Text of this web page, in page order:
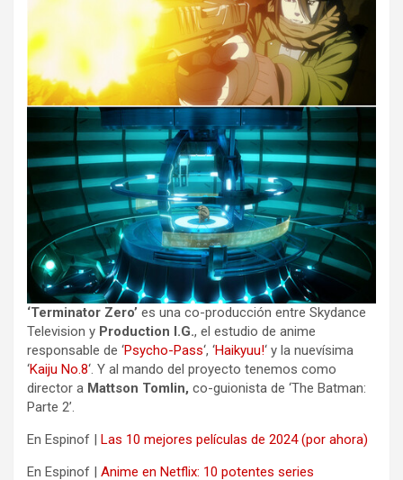
‘Terminator Zero’ es una co-producción entre Skydance
Television y Production I.G., el estudio de anime
responsable de ‘Psycho-Pass‘, ‘Haikyuu!‘ y la nuevísima
‘Kaiju No.8‘. Y al mando del proyecto tenemos como
director a Mattson Tomlin, co-guionista de ‘The Batman:
Parte 2’.
En Espinof | Las 10 mejores películas de 2024 (por ahora)
En Espinof | Anime en Netflix: 10 potentes series